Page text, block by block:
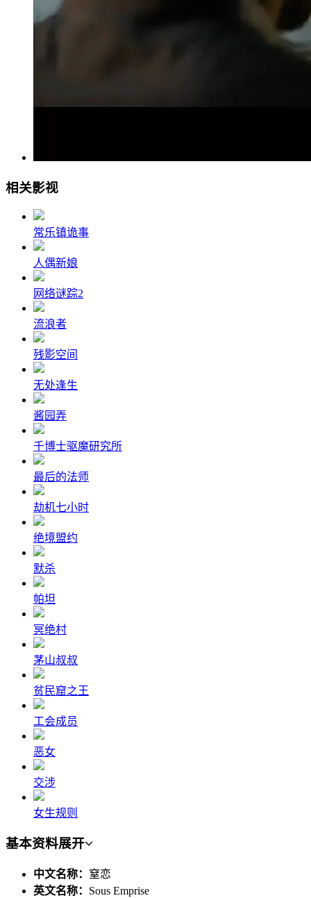
相关影视
常乐镇诡事
人偶新娘
网络谜踪2
流浪者
残影空间
无处逢生
酱园弄
千博士驱魔研究所
最后的法师
劫机七小时
绝境盟约
默杀
帕坦
冥绝村
茅山叔叔
贫民窟之王
工会成员
恶女
交涉
女生规则
基本资料展开
中文名称： 窒恋
英文名称： Sous Emprise